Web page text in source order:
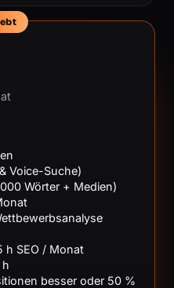
Voice-Suche)
Wörter + Medien)
h SEO / Monat
besser oder 50 %